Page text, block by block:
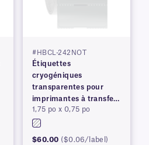
#HBCL-242NOT
Étiquettes
cryogéniques
transparentes pour
imprimantes à transfert
thermique
1,75 po x 0,75 po
$60.00 ($0.06/label)